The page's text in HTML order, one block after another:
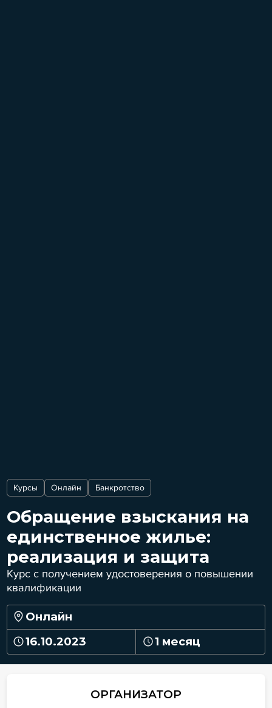
Курсы Онлайн Банкротство
Обращение взыскания на
единственное жилье:
реализация и защита
Курс с получением удостоверения о повышении
квалификации
Онлайн
16.10.2023
1 месяц
ОРГАНИЗАТОР